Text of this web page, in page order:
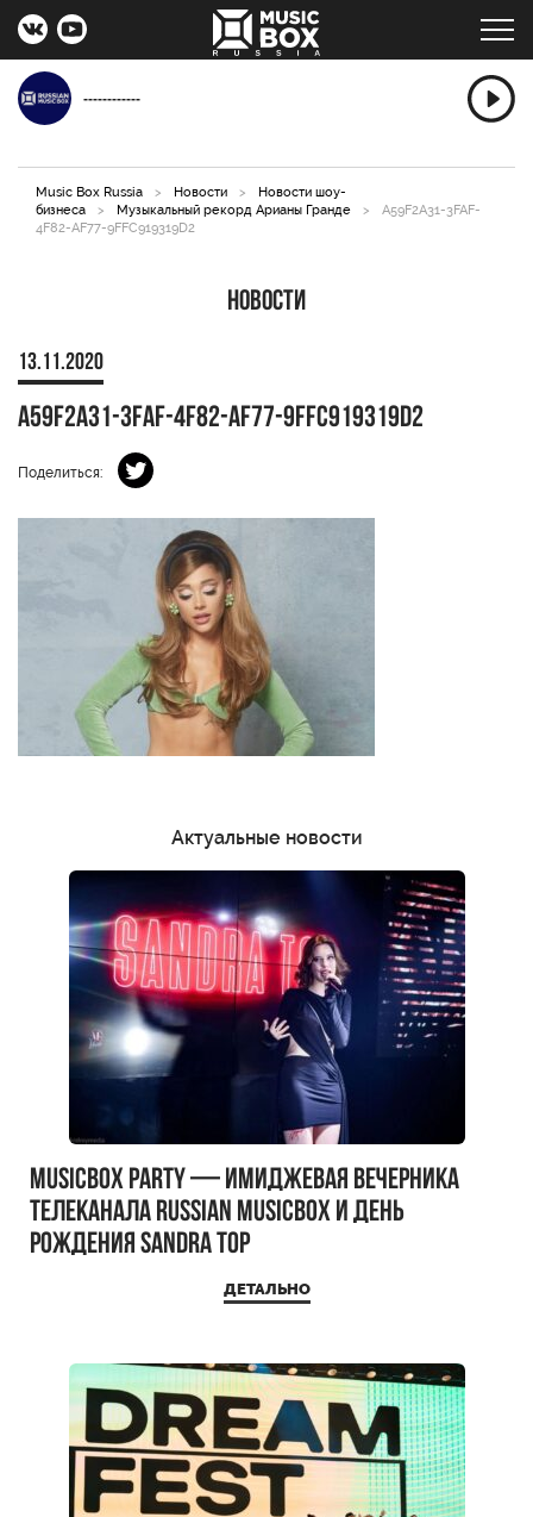
------------
Music Box Russia > Новости >
Новости шоу-
бизнеса
> Музыкальный рекорд Арианы Гранде >
A59F2A31-3FAF-
4F82-AF77-9FFC919319D2
Новости
13.11.2020
A59F2A31-3FAF-4F82-AF77-9FFC919319D2
Поделиться:
Актуальные новости
MUSICBOX PARTY — имиджевая вечерника
телеканала RUSSIAN MUSICBOX и день
рождения Sandra Top
ДЕТАЛЬНО